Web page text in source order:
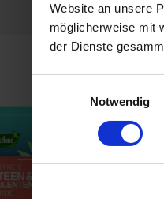
Website an unsere
möglicherweise mit
der Dienste
Notwendig